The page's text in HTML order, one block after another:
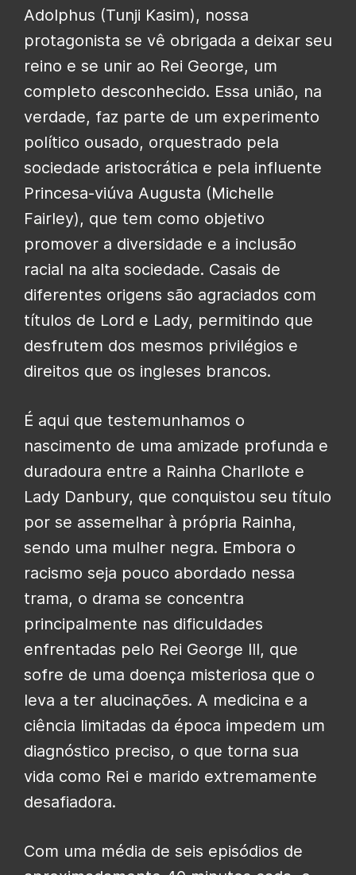
Adolphus (Tunji Kasim), nossa
protagonista se vê obrigada a deixar seu
reino e se unir ao Rei George, um
completo desconhecido. Essa união, na
verdade, faz parte de um experimento
político ousado, orquestrado pela
sociedade aristocrática e pela influente
Princesa-viúva Augusta (Michelle
Fairley), que tem como objetivo
promover a diversidade e a inclusão
racial na alta sociedade. Casais de
diferentes origens são agraciados com
títulos de Lord e Lady, permitindo que
desfrutem dos mesmos privilégios e
direitos que os ingleses brancos.
É aqui que testemunhamos o
nascimento de uma amizade profunda e
duradoura entre a Rainha Charllote e
Lady Danbury, que conquistou seu título
por se assemelhar à própria Rainha,
sendo uma mulher negra. Embora o
racismo seja pouco abordado nessa
trama, o drama se concentra
principalmente nas dificuldades
enfrentadas pelo Rei George III, que
sofre de uma doença misteriosa que o
leva a ter alucinações. A medicina e a
ciência limitadas da época impedem um
diagnóstico preciso, o que torna sua
vida como Rei e marido extremamente
desafiadora.
Com uma média de seis episódios de